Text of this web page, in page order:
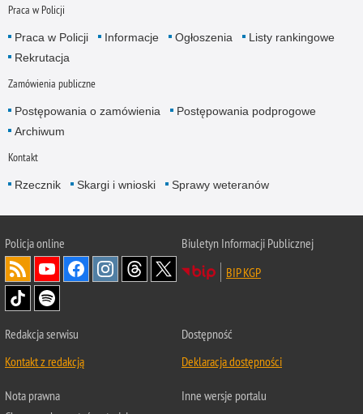
Praca w Policji
Praca w Policji Informacje Ogłoszenia
Listy rankingowe
Rekrutacja
Zamówienia publiczne
Postępowania o zamówienia
Postępowania podprogowe
Archiwum
Kontakt
Rzecznik Skargi i wnioski Sprawy weteranów
Policjaonline
Biuletyn Informacji Publicznej
BIP KGP
Redakcja serwisu
Kontakt z redakcją
Dostępność
Deklaracja dostępności
Nota prawna
Inne wersje portalu